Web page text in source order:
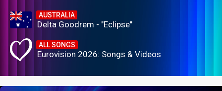
AUSTRALIA
Delta Goodrem - "Eclipse"
ALL SONGS
Eurovision 2026: Songs & Videos